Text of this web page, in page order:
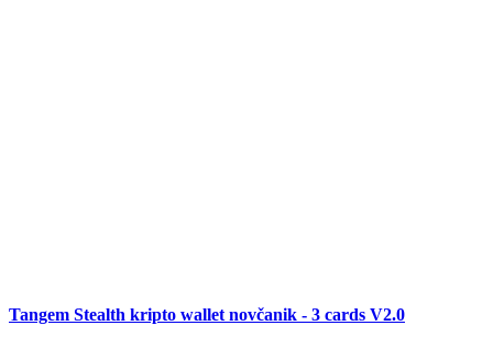
Tangem Stealth kripto wallet novčanik - 3 cards V2.0